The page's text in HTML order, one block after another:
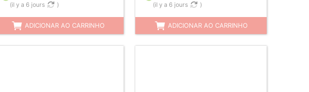
(il y a 6 jours )
ADICIONAR AO CARRINHO
(il y a 6 jours )
ADICIONAR AO CARRINHO